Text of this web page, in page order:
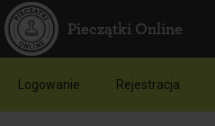
Pieczątki Online
Logowanie Rejestracja